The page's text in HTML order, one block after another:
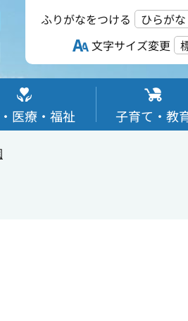
ふりがなをつける ひらがな
文字サイズ変更
医療・福祉 子育て・教